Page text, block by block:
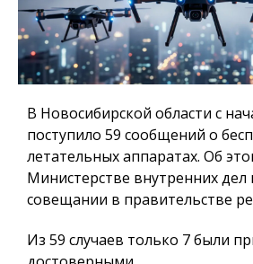
В Новосибирской области с
поступило 59 сообщений о
летательных аппаратах. Об
Министерстве внутренних
совещании в правительстве
Из 59 случаев только 7 были